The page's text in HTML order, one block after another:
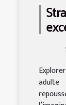
adulte